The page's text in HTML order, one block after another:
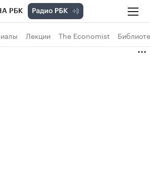
РБК
Лекции The Economist